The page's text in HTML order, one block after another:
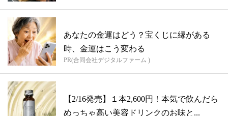
あなたの金運はどう？宝くじに縁がある
時、金運はこう変わる
PR(合同会社デジタルファーム )
【2/16発売】１本2,600円！本気で飲んだら
めっちゃ高い美容ドリンクのお味と...